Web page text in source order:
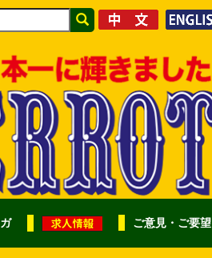
ご意見・ご要望